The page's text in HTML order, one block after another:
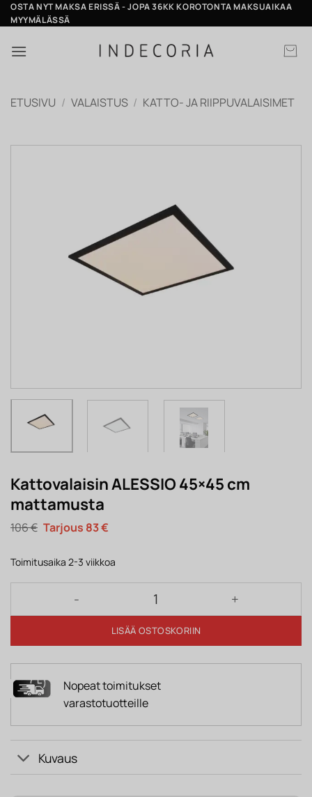
Skip
to
OSTA NYT MAKSA ERISSÄ - JOPA 36KK KOROTONTA MAKSUAIKAA
MYYMÄLÄSSÄ
ETUSIVU / VALAISTUS / KATTO- JA RIIPPUVALAISIMET
Kattovalaisin ALESSIO 45×45 cm
mattamusta
106€ Alkuperäinen
hinta
106 €.
83€Nykyinen
83 €.
Toimitusaika 2-3 viikkoa
Kattovalaisin ALESSIO 45×45 cm mattamusta määrä
LISÄÄ OSTOSKORIIN
Nopeat toimitukset
varastotuotteille
Kuvaus